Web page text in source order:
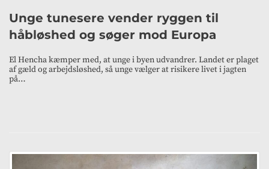
Unge tunesere vender ryggen til
håbløshed og søger mod Europa
El Hencha kæmper med, at unge i byen udvandrer. Landet er plaget
af gæld og arbejdsløshed, så unge vælger at risikere livet i jagten
på…